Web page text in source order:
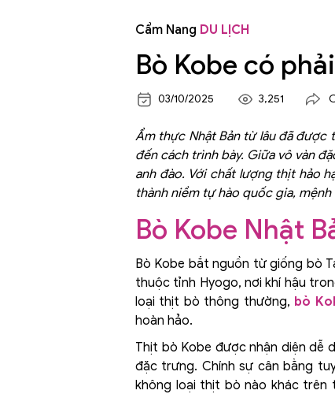
Cẩm Nang DU LỊCH
Bò Kobe có
03/10/2025 3,251
Ẩm thực Nhật Bản từ lâu đã
đến cách trình bày. Giữa vô vàn
anh đào. Với chất lượng thịt hảo
thành niềm tự hào quốc gia,
Bò Kobe Nhật
Bò Kobe bắt nguồn từ giống bò
thuộc tỉnh Hyogo, nơi khí hậu
loại thịt bò thông thường, bò
hoàn hảo.
Thịt bò Kobe được nhận diện dễ
đặc trưng. Chính sự cân bằng
không loại thịt bò nào khác trên